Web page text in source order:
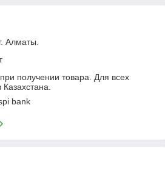
Алматы.
получении товара. Для всех
bank